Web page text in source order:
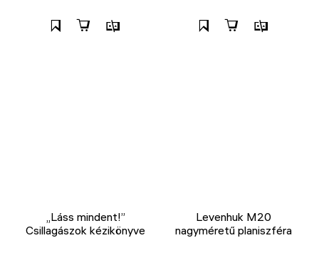
„Láss mindent!”
Csillagászok kézikönyve
Levenhuk M20
nagyméretű planiszféra